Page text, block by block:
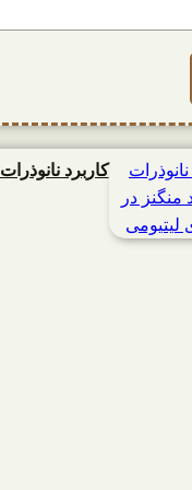
کاربرد